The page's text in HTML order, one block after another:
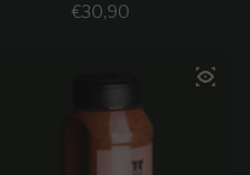
Prezzo regolare
€30,90